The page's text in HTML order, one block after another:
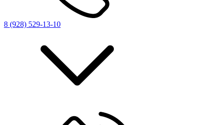
8 (928) 529-13-10